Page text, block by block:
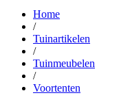
Home
/
Tuinartikelen
/
Tuinmeubelen
/
Voortenten